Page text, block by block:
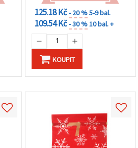
125.18 Kč- 20 %5-9 bal.
109.54 Kč- 30 %10 bal. +
KOUPIT